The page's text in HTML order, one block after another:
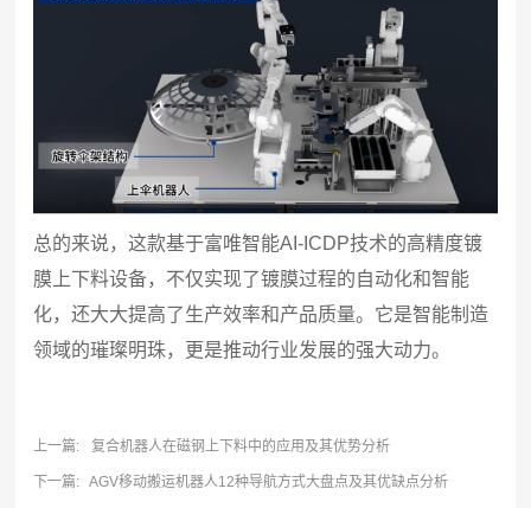
总的来说，这款基于富唯智能AI-ICDP技术的高精度镀
膜上下料设备，不仅实现了镀膜过程的自动化和智能
化，还大大提高了生产效率和产品质量。它是智能制造
领域的璀璨明珠，更是推动行业发展的强大动力。
上一篇: 复合机器人在磁钢上下料中的应用及其优势分析
下一篇: AGV移动搬运机器人12种导航方式大盘点及其优缺点分析